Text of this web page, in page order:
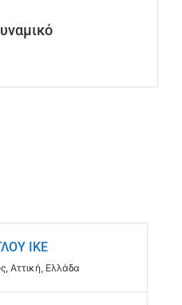
ΙΚΕ
Αττική, Ελλάδα